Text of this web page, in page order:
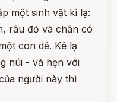
một sinh vật kì lạ:
râu đỏ và chân có
con dê. Kẻ lạ
núi - và hẹn với
người này thì